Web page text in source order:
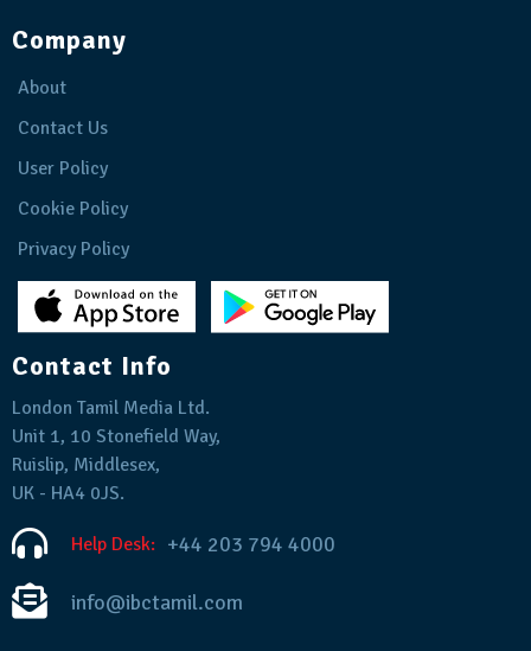
Company
About
Contact Us
User Policy
Cookie Policy
Privacy Policy
Contact Info
London Tamil Media Ltd.
Unit 1, 10 Stonefield Way,
Ruislip, Middlesex,
UK - HA4 0JS.
Help Desk: +44 203 794 4000
info@ibctamil.com